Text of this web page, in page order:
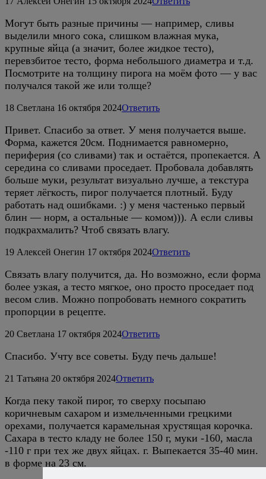
Могут быть разные причины — например, сливы
выделили много сока, слишком влажная мука,
крупные яйца (а значит, более жидкое тесто),
перевзбитое тесто, форма небольшого диаметра и т.д.
Посмотрите на толщину пирога на моём фото — у вас
получался такой же или толще?
18 Светлана 16 октября 2024Ответить
Привет. Спасибо за ответ. У меня получается выше.
Форма, кажется 20см. Поднимается равномерно,
периферия (со сливами) так и остаётся, пропекается. А
середина со сливами проседает. Пробовала добавлять
больше муки, результат визуально лучше, а текстура
теряет лёгкость, пирог получается плотный. Буду
работать над ошибками. :) у меня частенько первый
блин — норм, а остальные — комом))). А если сливы
подкрахмалить? Чтоб связать влагу.
19 Алексей Онегин 17 октября 2024Ответить
Связать влагу получится, да. Но возможно, если форма
более узкая, а тесто мягкое, оно просто проседает под
весом слив. Можно попробовать немного сократить
пропорции в рецепте.
20 Светлана 17 октября 2024Ответить
Спасибо. Учту все советы. Буду печь дальше!
21 Татьяна 20 октября 2024Ответить
Когда пеку такой пирог, то сверху посыпаю
коричневым сахаром и измельченными грецкими
орехами, получается карамельная хрустящая корочка.
Сахара в тесто кладу не более 150 г, муки -160, масла
-110 г при тех же двух яйцах. г. Выпекается 35-40 мин.
в форме на 23 см.